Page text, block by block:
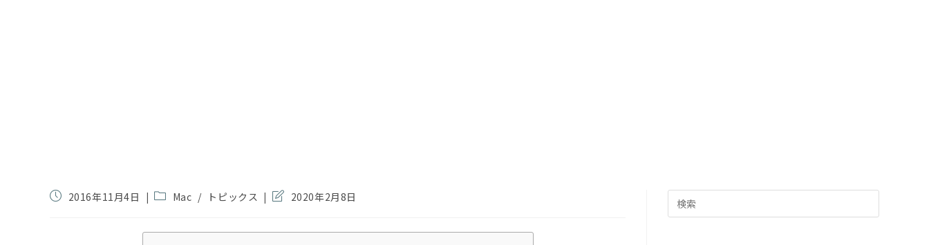
投
2016年11月4日
投
テ
Mac / トピックス
投
最
2020年2月8日
Escape